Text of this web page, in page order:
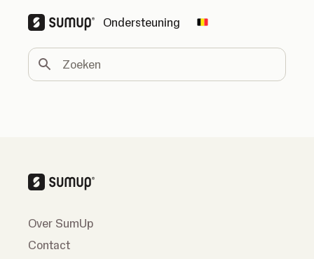
Ondersteuning Change country
Zoeken
Over SumUp
Contact